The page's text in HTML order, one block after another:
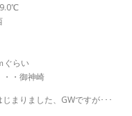
ぐらい
・・御神崎
まりました、GWですが･･･